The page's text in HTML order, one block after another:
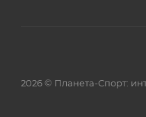
2026 © Планета-Спорт: